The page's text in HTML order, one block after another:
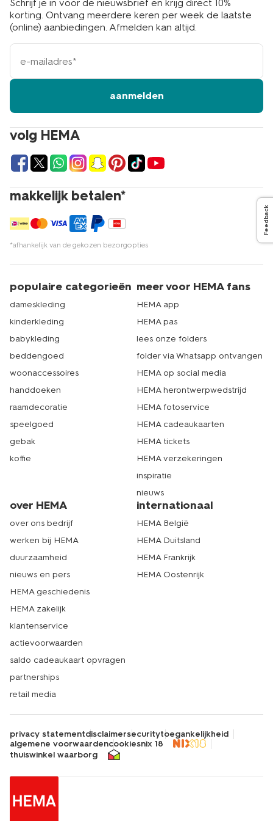
volg HEMA
makkelijk betalen*
*afhankelijk van de gekozen bezorgopties
Schrijf je in voor de nieuwsbrief en krijg direct 10%
korting. Ontvang meerdere keren per week de laatste
(online) aanbiedingen. Afmelden kan altijd.
e-
mailadres
aanmelden
populaire categorieën
dameskleding
kinderkleding
babykleding
beddengoed
woonaccessoires
handdoeken
raamdecoratie
speelgoed
gebak
koffie
meer voor HEMA fans
HEMA app
HEMA pas
lees onze folders
folder via Whatsapp ontvangen
HEMA op social media
HEMA herontwerpwedstrijd
HEMA fotoservice
HEMA cadeaukaarten
HEMA tickets
HEMA verzekeringen
inspiratie
nieuws
over HEMA
over ons bedrijf
werken bij HEMA
duurzaamheid
nieuws en pers
HEMA geschiedenis
HEMA zakelijk
klantenservice
actievoorwaarden
saldo cadeaukaart opvragen
partnerships
retail media
internationaal
HEMA België
HEMA Duitsland
HEMA Frankrijk
HEMA Oostenrijk
privacy statementdisclaimersecuritytoegankelijkheid
algemene voorwaardencookiesnix 18
thuiswinkel waarborg
Feedback